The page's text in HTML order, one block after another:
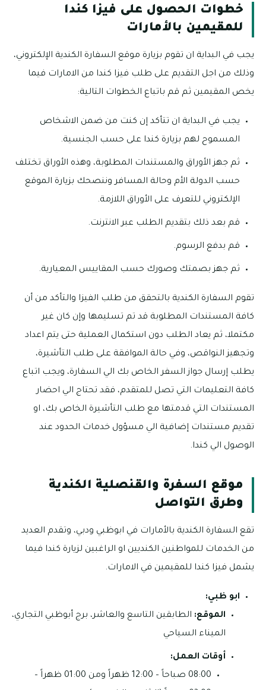
خطوات الحصول على فيزا كندا
للمقيمين بالأمارات
يجب في البداية ان تقوم بزيارة موقع السفارة الكندية الإلكتروني،
وذلك من اجل التقديم على طلب فيزا كندا من الامارات فيما
يخص المقيمين ثم قم باتباع الخطوات التالية:
يجب في البداية ان تتأكد إن كنت من ضمن الاشخاص
المسموح لهم بزيارة كندا على حسب الجنسية.
ثم جهز الأوراق والمستندات المطلوبة، وهذه الأوراق تختلف
حسب الدولة الأم وحالة المسافر وننصحك بزيارة الموقع
الإلكتروني للتعرف على الأوراق اللازمة.
قم بعد ذلك بتقديم الطلب عبر الانترنت.
قم بدفع الرسوم.
ثم جهز بصمتك وصورك حسب المقاييس المعيارية.
تقوم السفارة الكندية بالتحقق من طلب الفيزا والتأكد من أن
كافة المستندات المطلوبة قد تم تسليمها وإن كان غير
مكتملا، ثم يعاد الطلب دون استكمال العملية حتى يتم اعداد
وتجهيز النواقص، وفي حالة الموافقة على طلب التأشيرة،
يطلب إرسال جواز السفر الخاص بك الي السفارة، ويجب اتباع
كافة التعليمات التي تصل للمتقدم، فقد تحتاج الي احضار
المستندات التي قدمتها مع طلب التأشيرة الخاص بك، او
تقديم مستندات إضافية الي مسؤول خدمات الحدود عند
الوصول الي كندا.
موقع السفرة والقنصلية الكندية
وطرق التواصل
تقع السفارة الكندية بالأمارات في ابوظبي ودبي، وتقدم العديد
من الخدمات للمواطنين الكنديين او الراغبين لزيارة كندا فيما
يشمل فيزا كندا للمقيمين في الامارات.
ابو ظبي:
الموقع: الطابقين التاسع والعاشر، برج أبوظبي التجاري،
الميناء السياحي
أوقات العمل:
08:00 صباحاً – 12:00 ظهراً ومن 01:00 ظهراً –